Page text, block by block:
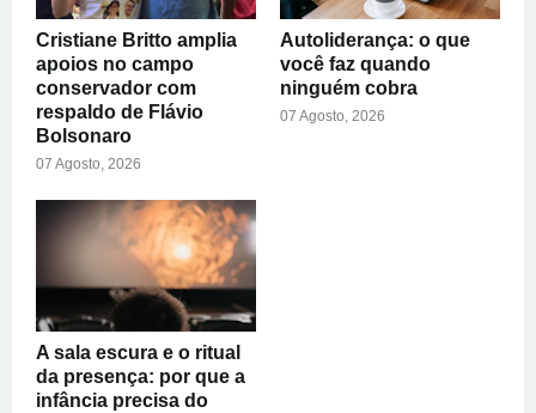
Cristiane Britto amplia
apoios no campo
conservador com
respaldo de Flávio
Bolsonaro
07 Agosto, 2026
Autoliderança: o que
você faz quando
ninguém cobra
07 Agosto, 2026
A sala escura e o ritual
da presença: por que a
infância precisa do